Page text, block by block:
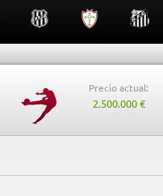
Precio actual:
2.500.000 €